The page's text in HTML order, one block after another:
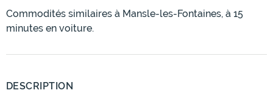
Commodités similaires à Mansle-les-Fontaines, à 15
minutes en voiture.
DESCRIPTION